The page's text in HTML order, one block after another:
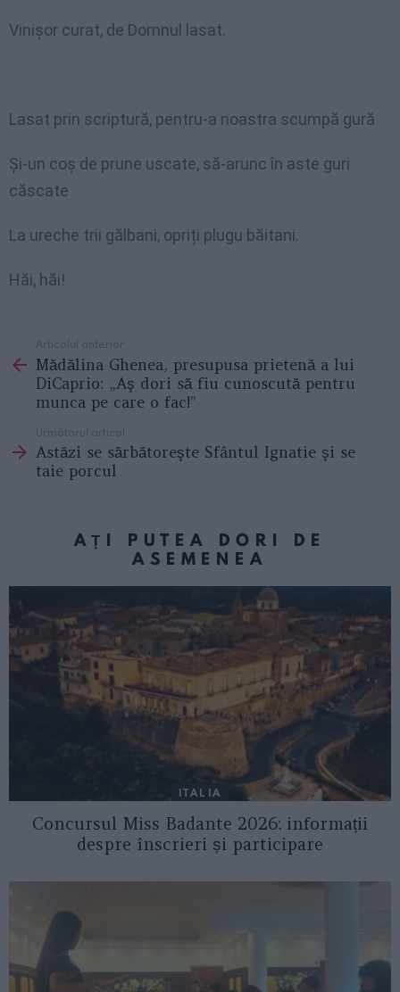
Vinişor curat, de Domnul lasat.
Lasat prin scriptură, pentru-a noastra scumpă gură
Şi-un coş de prune uscate, să-arunc în aste guri
căscate
La ureche trii gălbani, opriți plugu băitani.
Hăi, hăi!
more
Articolul anterior
Mădălina Ghenea, presupusa prietenă a lui
DiCaprio: „Aş dori să fiu cunoscută pentru
munca pe care o fac!”
Următorul articol
Astăzi se sărbătoreşte Sfântul Ignatie şi se
taie porcul
AȚI PUTEA DORI DE
ASEMENEA
ITALIA
Concursul Miss Badante 2026: informații
despre înscrieri și participare